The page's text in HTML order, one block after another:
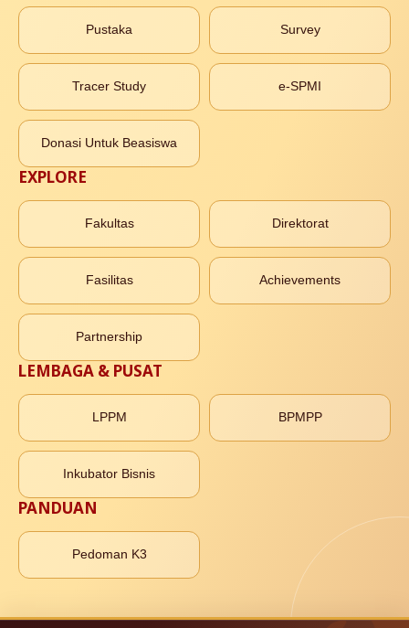
Pustaka Survey
Tracer Study e-SPMI
Donasi Untuk Beasiswa
EXPLORE
Fakultas Direktorat
Fasilitas Achievements
Partnership
LEMBAGA & PUSAT
LPPM BPMPP
Inkubator Bisnis
PANDUAN
Pedoman K3